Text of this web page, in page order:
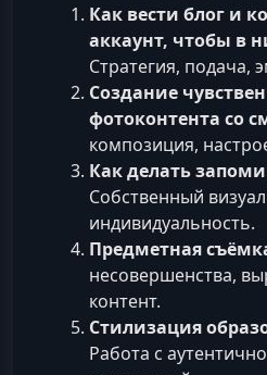
Как вести блог и
аккаунт, чтобы в
Стратегия, подача,
Создание
фотоконтента со
композиция,
Как делать
Собственный
индивидуальность.
Предметная
несовершенства,
контент.
Стилизация
Работа с